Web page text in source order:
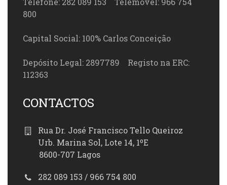
800
Capital Social: 100% Carlos Conceição
Depósito Legal: 2897789 Registo na ERC:
112363
CONTACTOS
Rua Dr. José Francisco Tello Queiroz
Urb. Marina Sol, Lote 14, 1ºE
8600-707 Lagos
282 089 153 / 966 754 800